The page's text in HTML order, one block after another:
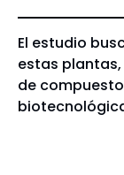
El estudio
estas
de